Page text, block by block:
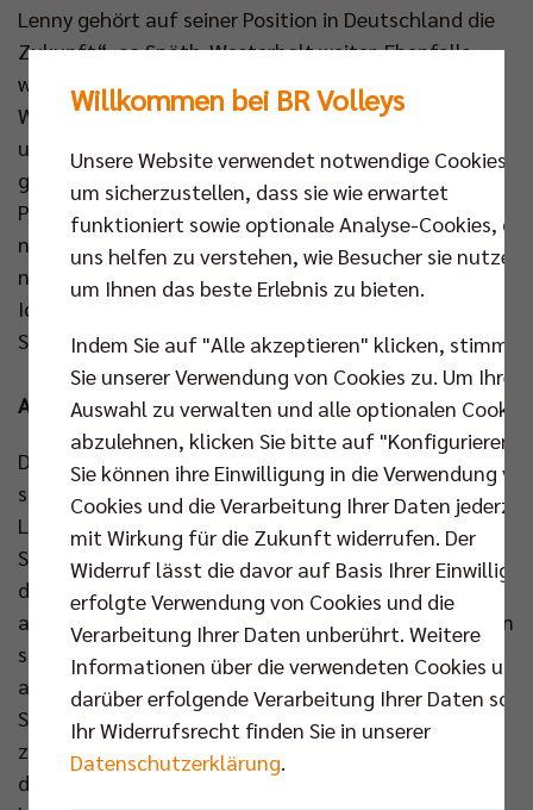
Lenny gehört auf seiner Position in Deutschland die
Zukunft“, so Späth-Westerholt weiter. Ebenfalls
weiter mit an Bord ist Marcus Böhme, laut Späth-
Westerholt ein Musterprofi hinsichtlich Einstellung
und körperlicher Fitness. Böhme ist ein Kämpfer und
glaubt an den großen Erfolg: „Das knapp verlorene
Playoff-Finale gegen Berlin ist sicher etwas, was wir
nicht so schnell vergessen werden. Wir waren ganz
nah dran, den Titel nach Friedrichshafen zu holen.
Ich denke, dadurch sind wir 110 Prozent bereit, diese
Saison noch mehr reinzuwerfen.“
ASV Dachau
Den Start in die Saison hatte sich der ASV Dachau
sicherlich anders vorgestellt. Beim 1KOMMA5°
Ligacup war für das Team von Trainer Patrick
Steuerwald nichts zu holen, außer Erkenntnissen für
die nächsten Trainingseinheiten. „Das Basislevel,
also das schlechteste Spiel, weiter nach oben bringen
sowie an Konstanz in Aufschlag und Annahme zu
arbeiten, bleibt unsere Herausforderung“, sagt
Steuerwald, der sein Team im Großen und Ganzen
zusammenhalten konnte. „Das bedeutet aber auch,
dass wir nach wie vor viele „Nichtprofis“ im Kader
Willkommen bei BR Volleys
Unsere Website verwendet notwendige Cookies,
um sicherzustellen, dass sie wie erwartet
funktioniert sowie optionale Analyse-Cookies, die
uns helfen zu verstehen, wie Besucher sie nutzen,
um Ihnen das beste Erlebnis zu bieten.
Indem Sie auf "Alle akzeptieren" klicken, stimmen
Sie unserer Verwendung von Cookies zu. Um Ihre
Auswahl zu verwalten und alle optionalen Cookies
abzulehnen, klicken Sie bitte auf "Konfigurieren".
Sie können ihre Einwilligung in die Verwendung
Cookies und die Verarbeitung Ihrer Daten
mit Wirkung für die Zukunft widerrufen. Der
Widerruf lässt die davor auf Basis Ihrer
erfolgte Verwendung von Cookies und die
Verarbeitung Ihrer Daten unberührt. Weitere
Informationen über die verwendeten Cookies und
darüber erfolgende Verarbeitung Ihrer Daten
Ihr Widerrufsrecht finden Sie in unserer
Datenschutzerklärung.